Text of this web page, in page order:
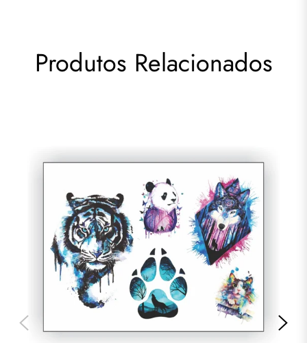
Produtos Relacionados